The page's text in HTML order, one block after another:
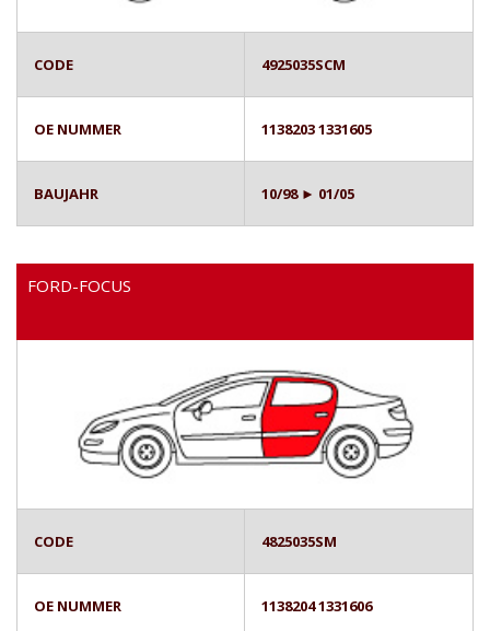
CODE 4925035SCM
OE NUMMER 1138203 1331605
BAUJAHR 10/98 ► 01/05
FORD-FOCUS
CODE 4825035SM
OE NUMMER 1138204 1331606